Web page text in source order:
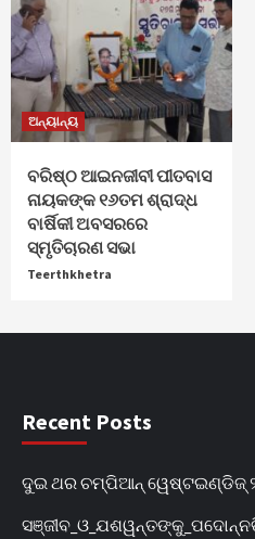
ଅନ୍ୟାନ୍ୟ
ବରିଷ୍ଠ ଆଇନଜୀବୀ ପୀତବାସ
ନାୟକଙ୍କ ୧୬ତମ ଶ୍ରାଦ୍ଧ
ବାର୍ଷିକୀ ଅବସରରେ
ସ୍ମୃତିଚାରଣ ସଭା
Teerthkhetra
Recent Posts
ଦୁଇ ଥର ଚମ୍ପିଆନ୍‌ ୱେଷ୍ଟଇଣ୍ଡିଜ୍‌